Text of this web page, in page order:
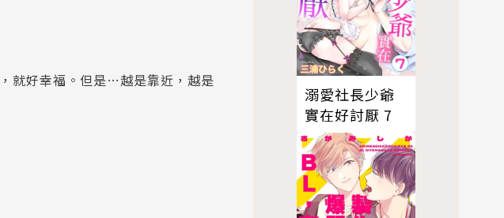
就好幸福。但是…越是靠近，越是
溺愛社長少爺
實在好討厭 7